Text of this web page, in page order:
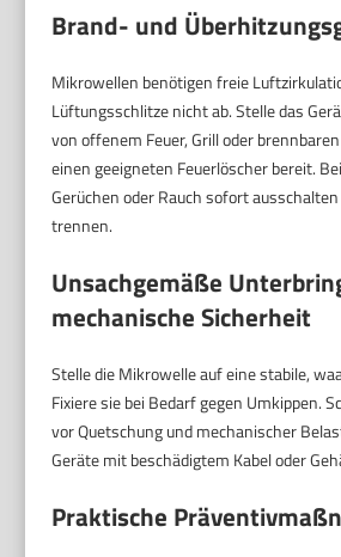
Brand- und
Mikrowellen benötigen freie
Lüftungsschlitze nicht ab. Stelle das
von offenem Feuer, Grill oder
einen geeigneten Feuerlöscher bereit.
Gerüchen oder Rauch sofort
trennen.
Unsachgemäße
mechanische Sicherheit
Stelle die Mikrowelle auf eine stabile,
Fixiere sie bei Bedarf gegen Umkippen.
vor Quetschung und mechanischer
Geräte mit beschädigtem Kabel oder
Praktische